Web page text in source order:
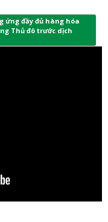
ứng đầy đủ hàng hóa
Thủ đô trước dịch